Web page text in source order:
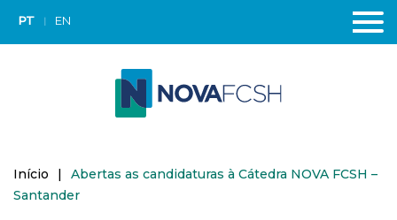
PT EN
Início |
Abertas as candidaturas à Cátedra NOVA FCSH –
Santander